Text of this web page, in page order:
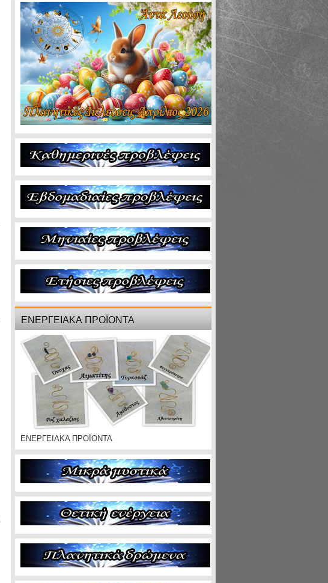
ΕΝΕΡΓΕΙΑΚΑ ΠΡΟΪΟΝΤΑ
ΕΝΕΡΓΕΙΑΚΑ ΠΡΟΪΟΝΤΑ